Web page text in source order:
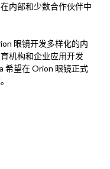
内部和少数合作伙伴中
眼镜开发多样化的内
机构和企业应用开发
希望在 Orion 眼镜正式